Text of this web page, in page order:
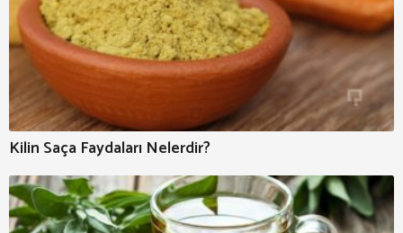
Kilin Saça Faydaları Nelerdir?